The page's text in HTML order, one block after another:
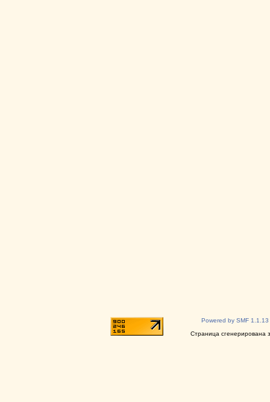
Powered by SMF 1.1.13
Страница сгенерирована